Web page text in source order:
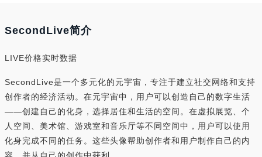
SecondLive简介
LIVE价格实时数据
SecondLive是一个多元化的元宇宙，专注于建立社交网络和支持
创作者的经济活动。在元宇宙中，用户可以创造自己的数字生活
——创建自己的化身，选择居住和生活的空间。在虚拟展览、个
人空间、美术馆、游戏室和音乐厅等不同空间中，用户可以使用
化身完成不同的任务。这些头像帮助创作者和用户制作自己的内